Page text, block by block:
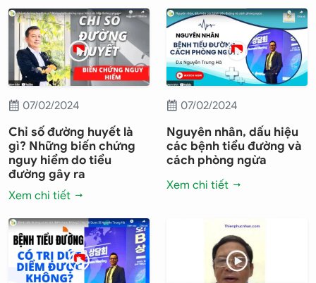
07/02/2024
Chỉ số đường huyết là
gì? Những biến chứng
nguy hiểm do tiểu
đường gây ra
Xem chi tiết
07/02/2024
Nguyên nhân, dấu hiệu
các bệnh tiểu đường và
cách phòng ngừa
Xem chi tiết